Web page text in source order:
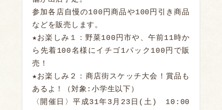
参加各店自慢の100円商品や100円引き商品
などを販売します。
★お楽しみ１：野菜100円市や、午前11時か
ら先着100名様にイチゴ1パック100円で販
売！
★お楽しみ２：商店街スケッチ大会！賞品も
あるよ！（対象:小学生以下）
〈開催日〉平成31年3月23日(土)　10:00